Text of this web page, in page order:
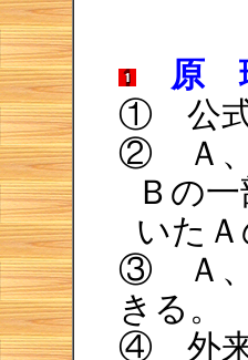
原
① 公
② Ａ、
Ｂの
いたＡ
③ Ａ、
きる。
④ 外来